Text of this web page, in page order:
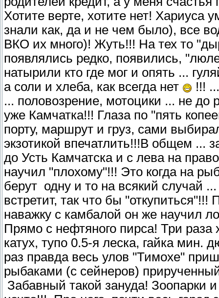
Хотите верте, хотите нет! Хариуса
знали как, да и не чем было), все
ВКО их много)! Жуть!!! На тех то
появлялись редко, появились,
натырили кто где мог и опять ...
а соли и хлеба, как всегда нет
!!!
... половозрение, мотоцики ... не
уже Камчатка!!! Глаза по "пять
порту, маршрут и груз, сами
экзотикой впечатлить!!!В общем ...
до Усть Камчатска и с лева на
научил "плохому"!!! Это когда на
берут одну и то на всякий случай
встретит, так что бы
наважку с камбалой он же научил
Прямо с нефтяного пирса! Три
катух, тупо 0.5-я леска, гайка
раз правда весь улов "Тимохе"
рыбаками (с сейнеров)
Забавный такой зануда! Зоопарки